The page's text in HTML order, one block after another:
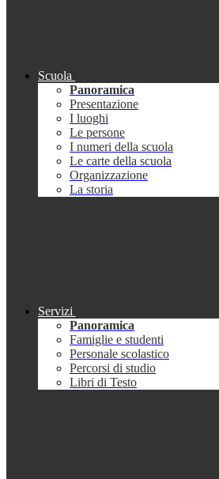
Scuola
Panoramica
Presentazione
I luoghi
Le persone
I numeri della scuola
Le carte della scuola
Organizzazione
La storia
Servizi
Panoramica
Famiglie e studenti
Personale scolastico
Percorsi di studio
Libri di Testo